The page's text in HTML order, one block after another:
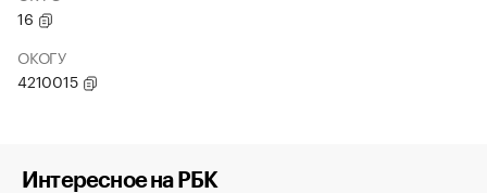
16
ОКОГУ
4210015
Интересное на РБК